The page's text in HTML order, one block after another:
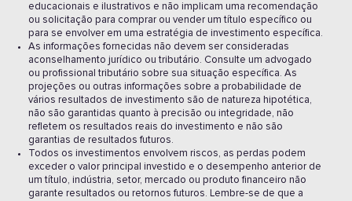
educacionais e ilustrativos e não implicam uma recomendação
ou solicitação para comprar ou vender um título específico ou
para se envolver em uma estratégia de investimento específica.
As informações fornecidas não devem ser consideradas
aconselhamento jurídico ou tributário. Consulte um advogado
ou profissional tributário sobre sua situação específica. As
projeções ou outras informações sobre a probabilidade de
vários resultados de investimento são de natureza hipotética,
não são garantidas quanto à precisão ou integridade, não
refletem os resultados reais do investimento e não são
garantias de resultados futuros.
Todos os investimentos envolvem riscos, as perdas podem
exceder o valor principal investido e o desempenho anterior de
um título, indústria, setor, mercado ou produto financeiro não
garante resultados ou retornos futuros. Lembre-se de que a